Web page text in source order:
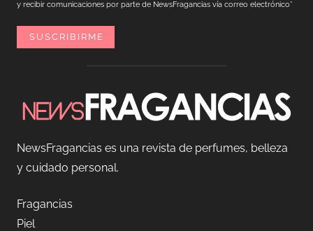
y recibir comunicaciones por parte de NewsFragancias vía correo electrónico*
NewsFragancias es una revista de perfumes, belleza
y cuidado personal.
Fragancias
Piel